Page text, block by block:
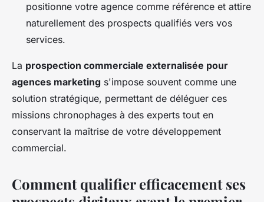
positionne votre agence comme référence et attire
naturellement des prospects qualifiés vers vos
services.
La prospection commerciale externalisée pour
agences marketing s'impose souvent comme une
solution stratégique, permettant de déléguer ces
missions chronophages à des experts tout en
conservant la maîtrise de votre développement
commercial.
Comment qualifier efficacement ses